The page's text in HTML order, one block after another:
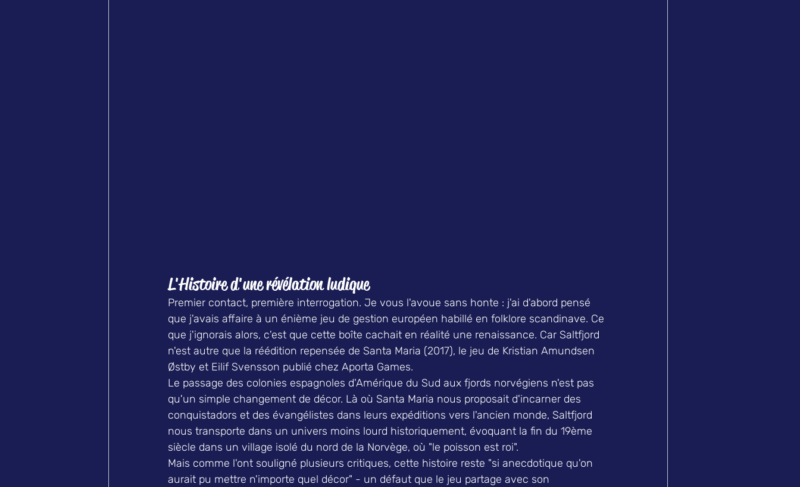
L'Histoire d'une révélation ludique
Premier contact, première interrogation. Je vous l'avoue sans honte : j'ai d'abord pensé
que j'avais affaire à un énième jeu de gestion européen habillé en folklore scandinave. Ce
que j'ignorais alors, c'est que cette boîte cachait en réalité une renaissance. Car Saltfjord
n'est autre que la réédition repensée de Santa Maria (2017), le jeu de Kristian Amundsen
Østby et Eilif Svensson publié chez Aporta Games.
Le passage des colonies espagnoles d'Amérique du Sud aux fjords norvégiens n'est pas
qu'un simple changement de décor. Là où Santa Maria nous proposait d'incarner des
conquistadors et des évangélistes dans leurs expéditions vers l'ancien monde, Saltfjord
nous transporte dans un univers moins lourd historiquement, évoquant la fin du 19ème
siècle dans un village isolé du nord de la Norvège, où "le poisson est roi".
Mais comme l'ont souligné plusieurs critiques, cette histoire reste "si anecdotique qu'on
aurait pu mettre n'importe quel décor" - un défaut que le jeu partage avec son